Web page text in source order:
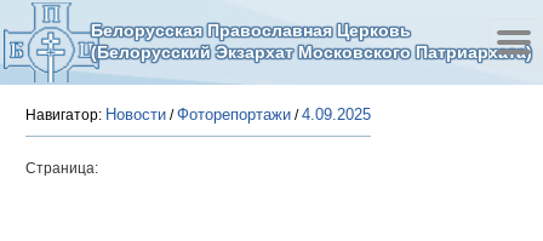
Белорусская Православная Церковь
(Белорусский Экзархат Московского Патриархата)
Навигатор: Новости /Фоторепортажи /4.09.2025
Страница: